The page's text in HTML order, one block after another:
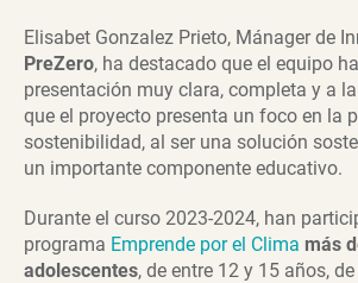
Elisabet Gonzalez Prieto, Mánager de
PreZero, ha destacado que el equipo
presentación muy clara, completa y a
que el proyecto presenta un foco en la
sostenibilidad, al ser una solución
un importante componente educativo.
Durante el curso 2023-2024, han
programa Emprende por el Clima más
adolescentes, de entre 12 y 15 años,